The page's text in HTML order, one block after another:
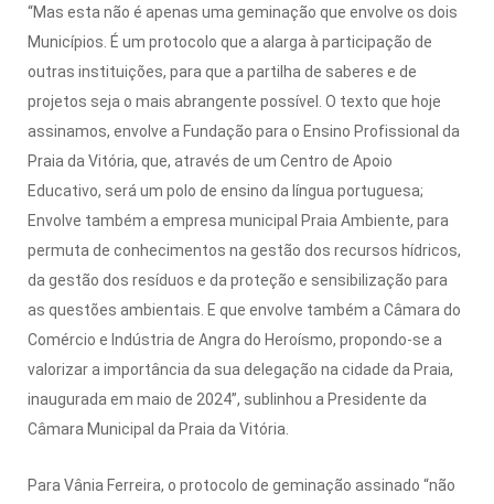
“Mas esta não é apenas uma geminação que envolve os dois
Municípios. É um protocolo que a alarga à participação de
outras instituições, para que a partilha de saberes e de
projetos seja o mais abrangente possível. O texto que hoje
assinamos, envolve a Fundação para o Ensino Profissional da
Praia da Vitória, que, através de um Centro de Apoio
Educativo, será um polo de ensino da língua portuguesa;
Envolve também a empresa municipal Praia Ambiente, para
permuta de conhecimentos na gestão dos recursos hídricos,
da gestão dos resíduos e da proteção e sensibilização para
as questões ambientais. E que envolve também a Câmara do
Comércio e Indústria de Angra do Heroísmo, propondo-se a
valorizar a importância da sua delegação na cidade da Praia,
inaugurada em maio de 2024”, sublinhou a Presidente da
Câmara Municipal da Praia da Vitória.
Para Vânia Ferreira, o protocolo de geminação assinado “não